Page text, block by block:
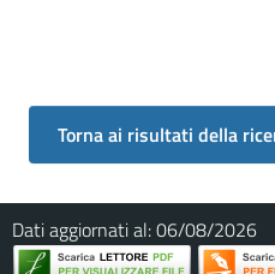
Dati aggiornati al:06/08/2026